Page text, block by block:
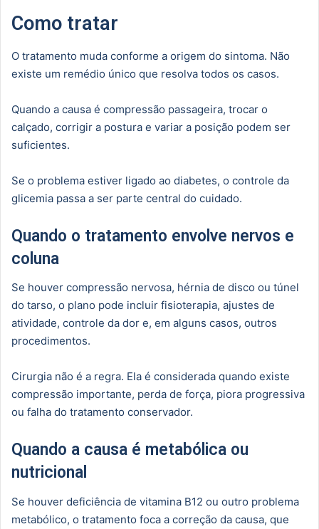
Como tratar
O tratamento muda conforme a origem do sintoma. Não
existe um remédio único que resolva todos os casos.
Quando a causa é compressão passageira, trocar o
calçado, corrigir a postura e variar a posição podem ser
suficientes.
Se o problema estiver ligado ao diabetes, o controle da
glicemia passa a ser parte central do cuidado.
Quando o tratamento envolve nervos e
coluna
Se houver compressão nervosa, hérnia de disco ou túnel
do tarso, o plano pode incluir fisioterapia, ajustes de
atividade, controle da dor e, em alguns casos, outros
procedimentos.
Cirurgia não é a regra. Ela é considerada quando existe
compressão importante, perda de força, piora progressiva
ou falha do tratamento conservador.
Quando a causa é metabólica ou
nutricional
Se houver deficiência de vitamina B12 ou outro problema
metabólico, o tratamento foca a correção da causa, que